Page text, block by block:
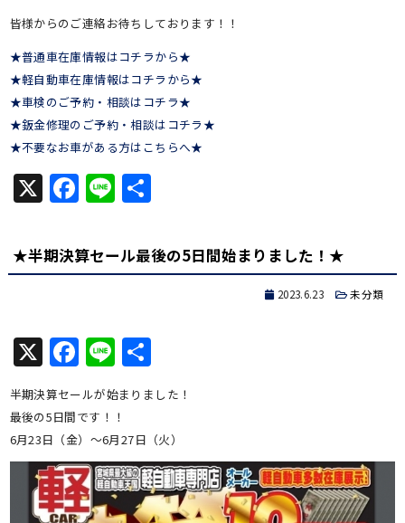
皆様からのご連絡お待ちしております！！
★普通車在庫情報はコチラから★
★軽自動車在庫情報はコチラから★
★車検のご予約・相談はコチラ★
★鈑金修理のご予約・相談はコチラ★
★不要なお車がある方はこちらへ★
X Facebook
Line共
★半期決算セール最後の5日間始まりました！★
2023.6.23 未分類
X Facebook
Line共
有
半期決算セールが始まりました！
最後の5日間です！！
6月23日（金）～6月27日（火）